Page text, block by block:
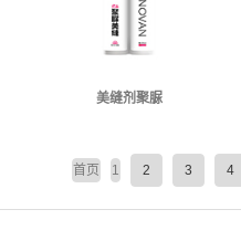
美缝剂聚脲
首页 1 2 3 4